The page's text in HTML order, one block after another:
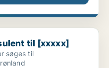
til [xxxxx]
søges til